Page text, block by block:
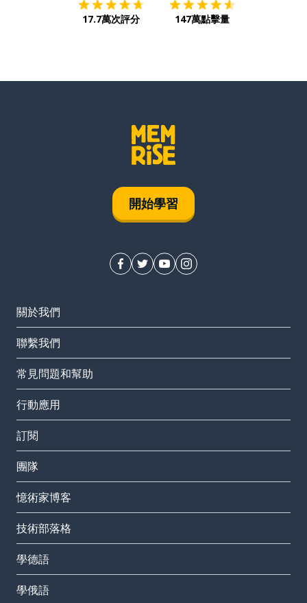
17.7萬次評分 147萬點擊量
開始學習
關於我們
聯繫我們
常見問題和幫助
行動應用
訂閱
團隊
憶術家博客
技術部落格
學德語
學俄語